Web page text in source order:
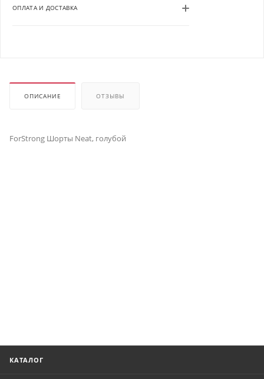
ОПЛАТА И ДОСТАВКА
ОПИСАНИЕ ОТЗЫВЫ
ForStrong Шорты Neat, голубой
КАТАЛОГ